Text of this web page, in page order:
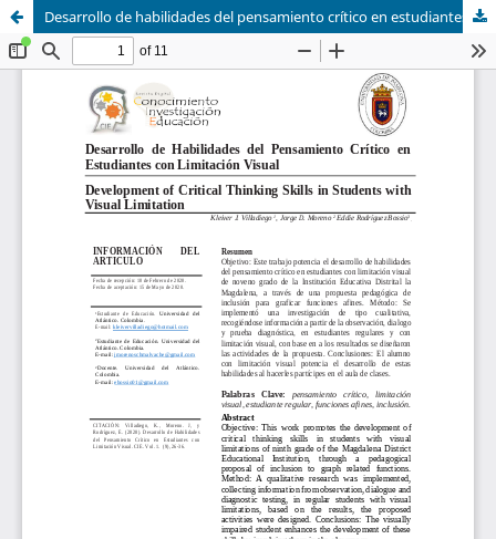
Desarrollo de habilidades del pensamiento crítico en estudiantes con limitación visual